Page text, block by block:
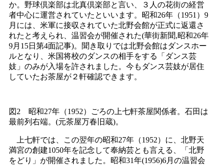
か。野球倶楽部は北真倶楽部と言い、３人の花街の経営
者中心に運営されていたといいます。昭和26年（1951）9
月には、米軍に接収されていた北野会館が正式に返還さ
れたと考えられ、温習会が開催された(華街新聞,昭和26年
9月15日第4面記事)。聞き取りでは北野会館はダンスホー
ルとなり、米国将校のダンスの相手をする「ダンス芸
妓」のみが入場を許されました。今もダンス芸妓が居住
していたお茶屋が２軒確認できます。
図2 昭和27年（1952）ごろの上七軒茶屋関係者。石田は
最前列右端。(元茶屋万春旧蔵)。
上七軒では、この翌年の昭和27年（1952）に、北野天
満宮の創建1050年を記念して奉納芸とも言える、「北野
をどり」が開催されました。昭和31年(1956)6月の温習会